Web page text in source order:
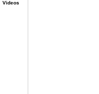
Videos